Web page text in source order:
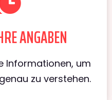
ANGABEN
Informationen, um
zu verstehen.